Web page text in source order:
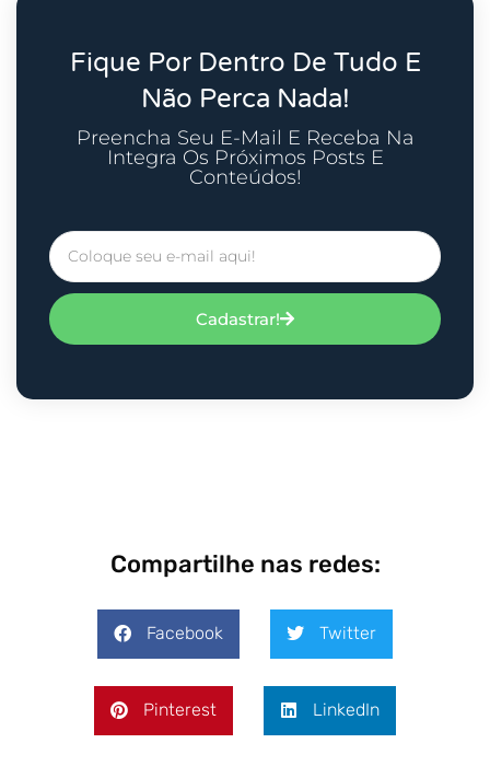
Fique Por Dentro De Tudo E
Não Perca Nada!
Preencha Seu E-Mail E Receba Na
Integra Os Próximos Posts E
Conteúdos!
Cadastrar!
Compartilhe nas redes:
Facebook Twitter
Pinterest LinkedIn